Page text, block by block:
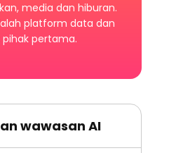
media dan hiburan.
platform data dan
pihak pertama.
wawasan AI